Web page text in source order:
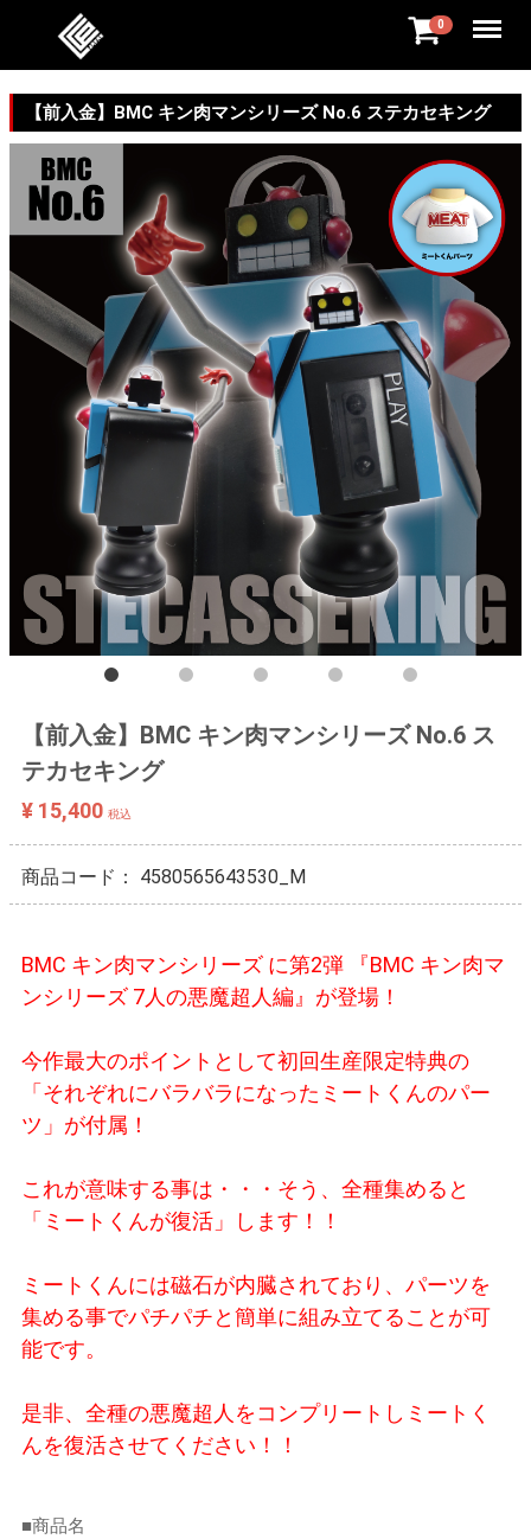
0 Menu
【前入金】BMC キン肉マンシリーズ No.6 ステカセキング
【前入金】BMC キン肉マンシリーズ No.6 ス
テカセキング
¥ 15,400 税込
商品コード： 4580565643530_M
BMC キン肉マンシリーズ に第2弾 『BMC キン肉マ
ンシリーズ 7人の悪魔超人編』が登場！
今作最大のポイントとして初回生産限定特典の
「それぞれにバラバラになったミートくんのパー
ツ」が付属！
これが意味する事は・・・そう、全種集めると
「ミートくんが復活」します！！
ミートくんには磁石が内臓されており、パーツを
集める事でパチパチと簡単に組み立てることが可
能です。
是非、全種の悪魔超人をコンプリートしミートく
んを復活させてください！！
■商品名